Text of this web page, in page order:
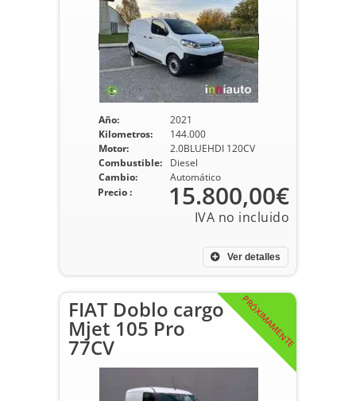
Año:
2021
Kilometros:
144.000
Motor:
2.0BLUEHDI 120CV
Combustible:
Diesel
Cambio:
Automático
Ver detalles
Precio : 15.800,00€
PRÓXIMAMENTE
FIAT Doblo cargo
Mjet 105 Pro
77CV